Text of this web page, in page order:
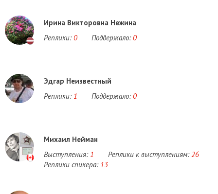
Ирина Викторовна Нежина
Реплики: 0 Поддержало: 0
Эдгар Неизвестный
Реплики: 1 Поддержало: 0
Михаил Нейман
Выступления: 1 Реплики к выступлениям: 26
Реплики спикера: 13